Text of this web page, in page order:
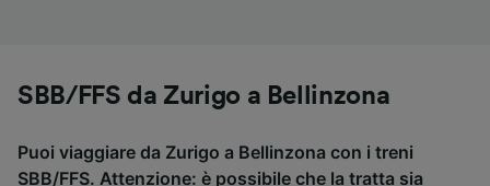
SBB/FFS da Zurigo a Bellinzona
Puoi viaggiare da Zurigo a Bellinzona con i treni
SBB/FFS. Attenzione: è possibile che la tratta sia